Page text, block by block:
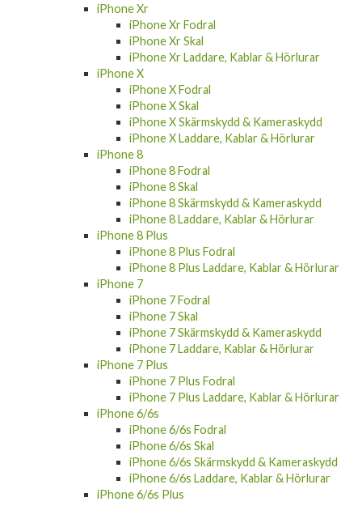
iPhone Xr Fodral
iPhone Xr Skal
iPhone Xr Laddare, Kablar & Hörlurar
iPhone X
iPhone X Fodral
iPhone X Skal
iPhone X Skärmskydd & Kameraskydd
iPhone X Laddare, Kablar & Hörlurar
iPhone 8
iPhone 8 Fodral
iPhone 8 Skal
iPhone 8 Skärmskydd & Kameraskydd
iPhone 8 Laddare, Kablar & Hörlurar
iPhone 8 Plus
iPhone 8 Plus Fodral
iPhone 8 Plus Laddare, Kablar & Hörlurar
iPhone 7
iPhone 7 Fodral
iPhone 7 Skal
iPhone 7 Skärmskydd & Kameraskydd
iPhone 7 Laddare, Kablar & Hörlurar
iPhone 7 Plus
iPhone 7 Plus Fodral
iPhone 7 Plus Laddare, Kablar & Hörlurar
iPhone 6/6s
iPhone 6/6s Fodral
iPhone 6/6s Skal
iPhone 6/6s Skärmskydd & Kameraskydd
iPhone 6/6s Laddare, Kablar & Hörlurar
iPhone 6/6s Plus
iPhone 6/6s Plus Fodral